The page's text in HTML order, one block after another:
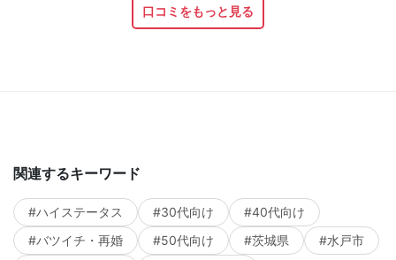
口コミをもっと見る
関連するキーワード
#ハイステータス #30代向け
#40代向け
#バツイチ・再婚
#50代向け #茨城県
#水戸市